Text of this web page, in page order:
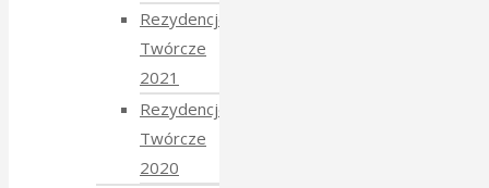
Rezydencje
Twórcze
2021
Rezydencje
Twórcze
2020